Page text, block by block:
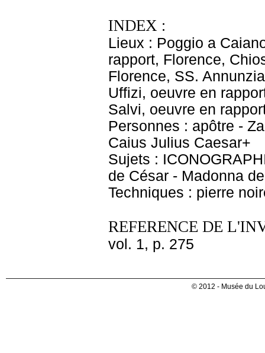
INDEX :
Lieux : Poggio a
rapport, Florence,
Florence, SS.
Uffizi, oeuvre en
Salvi, oeuvre en
Personnes : apôtre -
Caius Julius Caesar+
Sujets :
de César - Madonna
Techniques : pierre
REFERENCE DE
vol. 1, p. 275
© 2012 - Musée du